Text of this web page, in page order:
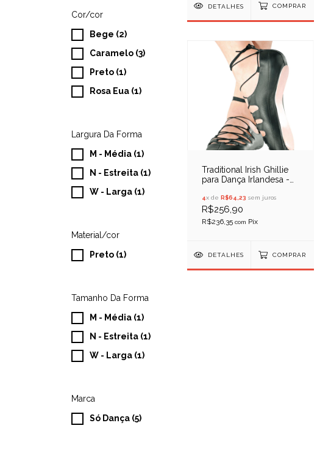
Cor/cor
Bege (2)
Caramelo (3)
Preto (1)
Rosa Eua (1)
Largura Da Forma
M - Média (1)
N - Estreita (1)
W - Larga (1)
Material/cor
Preto (1)
Tamanho Da Forma
M - Média (1)
N - Estreita (1)
W - Larga (1)
Marca
Só Dança (5)
DETALHES COMPRAR
Traditional Irish Ghillie
para Dança Irlandesa -
4x de R$64,23 sem juros
R$256,90
R$236,35 com
DETALHES COMPRAR